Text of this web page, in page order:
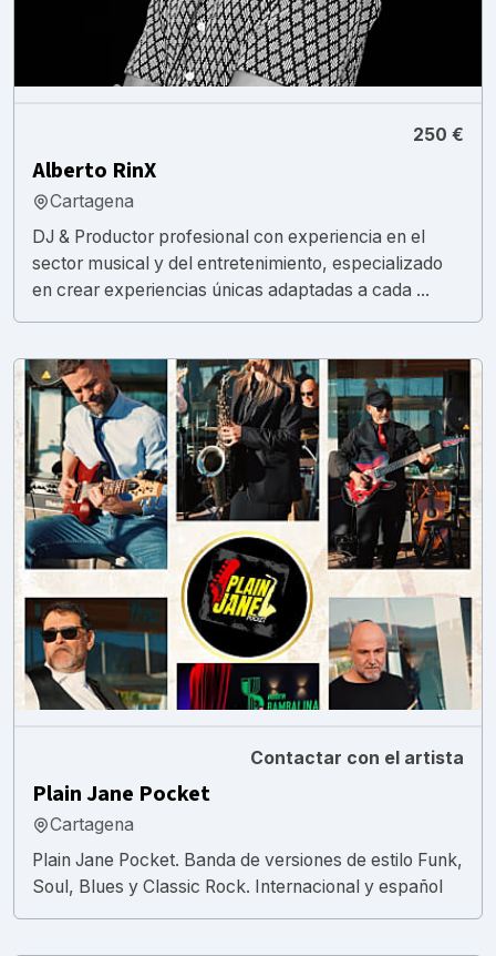
250 €
Alberto RinX
Cartagena
DJ & Productor profesional con experiencia en el
sector musical y del entretenimiento, especializado
en crear experiencias únicas adaptadas a cada ...
Contactar con el artista
Plain Jane Pocket
Cartagena
Plain Jane Pocket. Banda de versiones de estilo Funk,
Soul, Blues y Classic Rock. Internacional y español